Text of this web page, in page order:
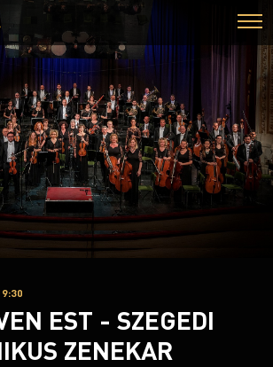
EST - SZEGEDI
ZENEKAR